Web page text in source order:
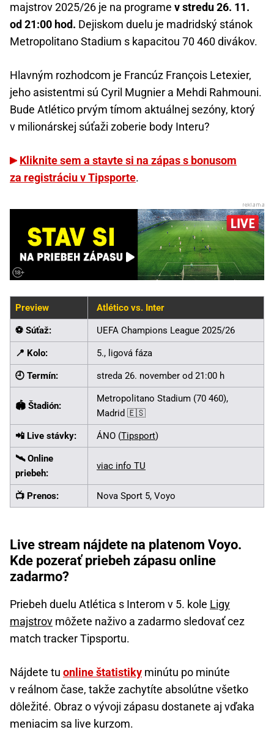
majstrov 2025/26 je na programe v stredu 26. 11.
od 21:00 hod. Dejiskom duelu je madridský stánok
Metropolitano Stadium s kapacitou 70 460 divákov.
Hlavným rozhodcom je Francúz François Letexier,
jeho asistentmi sú Cyril Mugnier a Mehdi Rahmouni.
Bude Atlético prvým tímom aktuálnej sezóny, ktorý
v milionárskej súťaži zoberie body Interu?
Kliknite sem a stavte si na zápas s bonusom
za registráciu v Tipsporte.
Preview Atlético vs. Inter
⚽ Súťaž: UEFA Champions League 2025/26
📍 Kolo: 5., ligová fáza
🕘 Termín: streda 26. november od 21:00 h
🏟️ Štadión:
Metropolitano Stadium (70 460),
Madrid 🇪🇸
📲 Live stávky: ÁNO (Tipsport)
🛰️ Online
priebeh:
viac info TU
📺 Prenos: Nova Sport 5, Voyo
Live stream nájdete na platenom Voyo.
Kde pozerať priebeh zápasu online
zadarmo?
Priebeh duelu Atlética s Interom v 5. kole Ligy
majstrov môžete naživo a zadarmo sledovať cez
match tracker Tipsportu.
Nájdete tu online štatistiky minútu po minúte
v reálnom čase, takže zachytíte absolútne všetko
dôležité. Obraz o vývoji zápasu dostanete aj vďaka
meniacim sa live kurzom.